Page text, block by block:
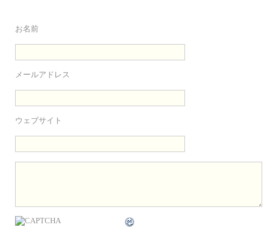
お名前
メールアドレス
ウェブサイト